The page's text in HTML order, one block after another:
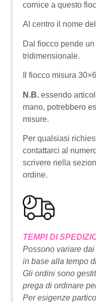
cornice a questo
Al centro il nome
Dal fiocco pende
tridimensionale.
Il fiocco misura
N.B. essendo
mano, potrebbero
misure.
Per qualsiasi
contattarci al
scrivere nella
ordine.
TEMPI DI
Possono variare
in base alla tempo
Gli ordini sono
prega di ordinare
Per esigenze